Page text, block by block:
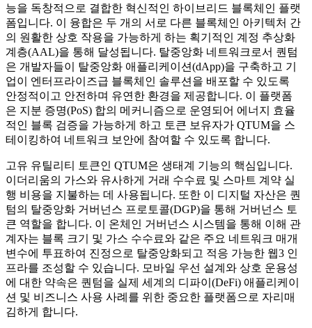
능을 독창적으로 결합한 혁신적인 하이브리드 블록체인 플랫
폼입니다. 이 융합은 두 개의 서로 다른 블록체인 아키텍처 간
의 원활한 상호 작용을 가능하게 하는 획기적인 계정 추상화
계층(AAL)을 통해 달성됩니다. 탈중앙화 네트워크로서 퀀텀
은 개발자들이 탈중앙화 애플리케이션(dApp)을 구축하고 기
업이 엔터프라이즈급 블록체인 솔루션을 배포할 수 있도록
안정적이고 안전하며 유연한 환경을 제공합니다. 이 플랫폼
은 지분 증명(PoS) 합의 메커니즘으로 운영되어 에너지 효율
적인 블록 검증을 가능하게 하고 토큰 보유자가 QTUM을 스
테이킹하여 네트워크 보안에 참여할 수 있도록 합니다.
고유 유틸리티 토큰인 QTUM은 생태계 기능의 핵심입니다.
이더리움의 가스와 유사하게 거래 수수료 및 스마트 계약 실
행 비용을 지불하는 데 사용됩니다. 또한 이 디지털 자산은 퀀
텀의 탈중앙화 거버넌스 프로토콜(DGP)을 통해 거버넌스 토
큰 역할을 합니다. 이 온체인 거버넌스 시스템을 통해 이해 관
계자는 블록 크기 및 가스 수수료와 같은 주요 네트워크 매개
변수에 투표하여 진정으로 탈중앙화되고 적응 가능한 웹3 인
프라를 조성할 수 있습니다. 모바일 우선 설계와 상호 운용성
에 대한 약속은 퀀텀을 실제 세계의 디파이(DeFi) 애플리케이
션 및 비즈니스 사용 사례를 위한 중요한 플랫폼으로 자리매
김하게 합니다.